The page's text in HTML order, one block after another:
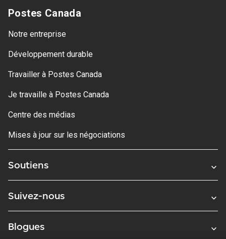
Postes Canada
Notre entreprise
Développement durable
Travailler à Postes Canada
Je travaille à Postes Canada
Centre des médias
Mises à jour sur les négociations
Soutiens
Suivez-nous
Blogues